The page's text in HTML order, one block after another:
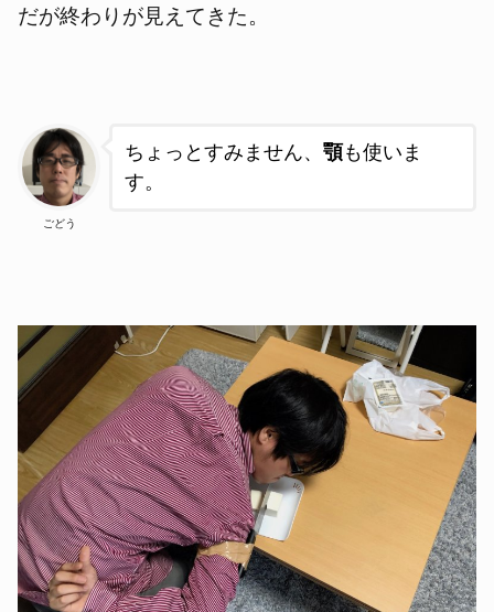
だが終わりが見えてきた。
ごどう
ちょっとすみません、 顎も使いま
す。